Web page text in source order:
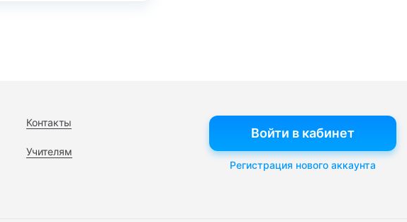
Контакты
Учителям
Войти в кабинет
Регистрация нового аккаунта